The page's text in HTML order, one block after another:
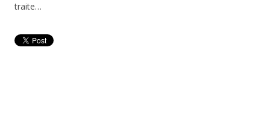
traite…